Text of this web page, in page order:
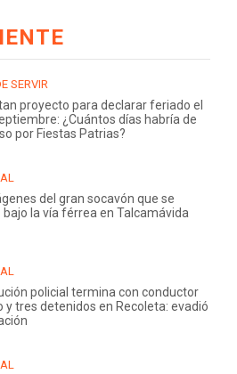
SERVIR
proyecto para declarar feriado el
¿Cuántos días habría de
por Fiestas Patrias?
del gran socavón que se
bajo la vía férrea en Talcamávida
policial termina con conductor
y tres detenidos en Recoleta: evadió